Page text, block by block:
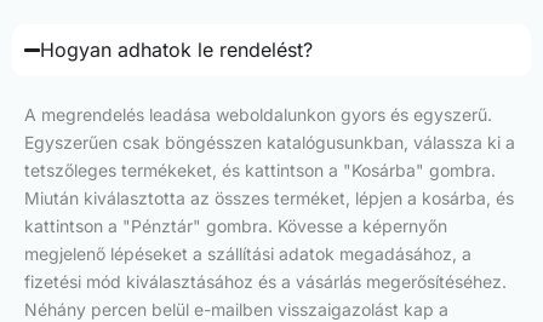
Hogyan adhatok le rendelést?
A megrendelés leadása weboldalunkon gyors és egyszerű.
Egyszerűen csak böngésszen katalógusunkban, válassza ki a
tetszőleges termékeket, és kattintson a "Kosárba" gombra.
Miután kiválasztotta az összes terméket, lépjen a kosárba, és
kattintson a "Pénztár" gombra. Kövesse a képernyőn
megjelenő lépéseket a szállítási adatok megadásához, a
fizetési mód kiválasztásához és a vásárlás megerősítéséhez.
Néhány percen belül e-mailben visszaigazolást kap a